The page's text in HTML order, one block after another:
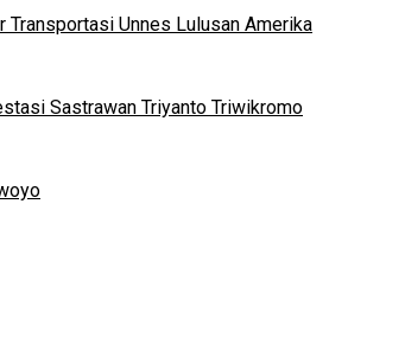
Transportasi Unnes Lulusan Amerika
Sastrawan Triyanto Triwikromo